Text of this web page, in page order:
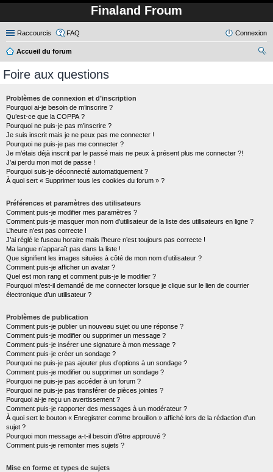
Finaland Froum
Raccourcis FAQ Connexion
Accueil du forum
Foire aux questions
Problèmes de connexion et d’inscription
Pourquoi ai-je besoin de m’inscrire ?
Qu’est-ce que la COPPA ?
Pourquoi ne puis-je pas m’inscrire ?
Je suis inscrit mais je ne peux pas me connecter !
Pourquoi ne puis-je pas me connecter ?
Je m’étais déjà inscrit par le passé mais ne peux à présent plus me connecter ?!
J’ai perdu mon mot de passe !
Pourquoi suis-je déconnecté automatiquement ?
À quoi sert « Supprimer tous les cookies du forum » ?
Préférences et paramètres des utilisateurs
Comment puis-je modifier mes paramètres ?
Comment puis-je masquer mon nom d’utilisateur de la liste des utilisateurs en ligne ?
L’heure n’est pas correcte !
J’ai réglé le fuseau horaire mais l’heure n’est toujours pas correcte !
Ma langue n’apparaît pas dans la liste !
Que signifient les images situées à côté de mon nom d’utilisateur ?
Comment puis-je afficher un avatar ?
Quel est mon rang et comment puis-je le modifier ?
Pourquoi m’est-il demandé de me connecter lorsque je clique sur le lien de courrier
électronique d’un utilisateur ?
Problèmes de publication
Comment puis-je publier un nouveau sujet ou une réponse ?
Comment puis-je modifier ou supprimer un message ?
Comment puis-je insérer une signature à mon message ?
Comment puis-je créer un sondage ?
Pourquoi ne puis-je pas ajouter plus d’options à un sondage ?
Comment puis-je modifier ou supprimer un sondage ?
Pourquoi ne puis-je pas accéder à un forum ?
Pourquoi ne puis-je pas transférer de pièces jointes ?
Pourquoi ai-je reçu un avertissement ?
Comment puis-je rapporter des messages à un modérateur ?
À quoi sert le bouton « Enregistrer comme brouillon » affiché lors de la rédaction d’un
sujet ?
Pourquoi mon message a-t-il besoin d’être approuvé ?
Comment puis-je remonter mes sujets ?
Mise en forme et types de sujets